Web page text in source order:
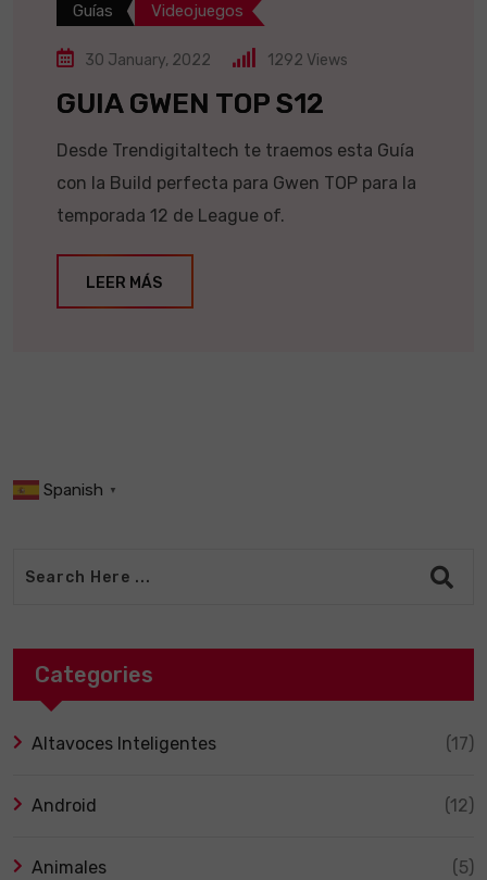
Guías Videojuegos
30 January, 2022 1292 Views
GUIA GWEN TOP S12
Desde Trendigitaltech te traemos esta Guía
con la Build perfecta para Gwen TOP para la
temporada 12 de League of.
LEER MÁS
Spanish ▼
Categories
Altavoces Inteligentes (17)
Android (12)
Animales (5)